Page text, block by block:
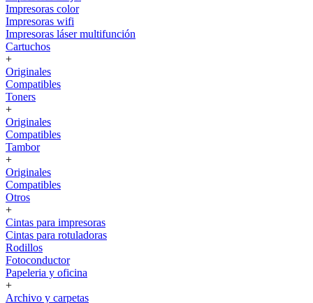
Impresoras color
Impresoras wifi
Impresoras láser multifunción
Cartuchos
+
Originales
Compatibles
Toners
+
Originales
Compatibles
Tambor
+
Originales
Compatibles
Otros
+
Cintas para impresoras
Cintas para rotuladoras
Rodillos
Fotoconductor
Papeleria y oficina
+
Archivo y carpetas